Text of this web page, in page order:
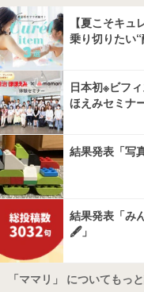
【夏こそキ
乗り切りたい
日本初※ビフ
ほえみセミナ
結果発表「写
結果発表「み
🖋️」
「ママリ」 についてもっ